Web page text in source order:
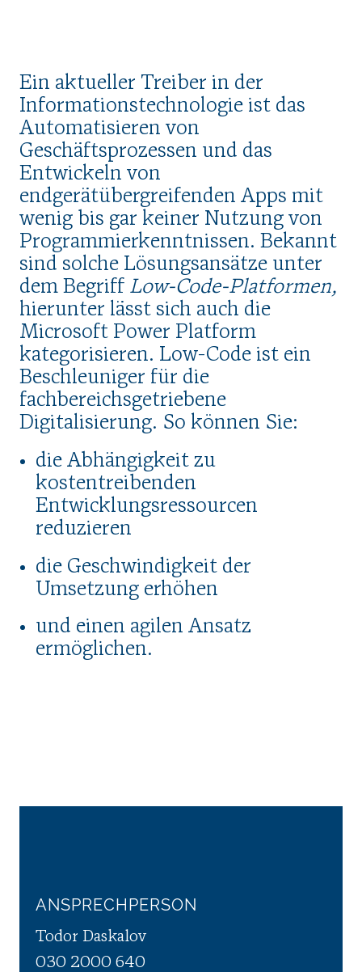
Ein aktueller Treiber in der
Informationstechnologie ist das
Automatisieren von
Geschäftsprozessen und das
Entwickeln von
endgerätübergreifenden Apps mit
wenig bis gar keiner Nutzung von
Programmierkenntnissen. Bekannt
sind solche Lösungsansätze unter
dem Begriff Low-Code-Platformen,
hierunter lässt sich auch die
Microsoft Power Platform
kategorisieren. Low-Code ist ein
Beschleuniger für die
fachbereichsgetriebene
Digitalisierung. So können Sie:
die Abhängigkeit zu
kostentreibenden
Entwicklungsressourcen
reduzieren
die Geschwindigkeit der
Umsetzung erhöhen
und einen agilen Ansatz
ermöglichen.
ANSPRECHPERSON
Todor Daskalov
030 2000 640